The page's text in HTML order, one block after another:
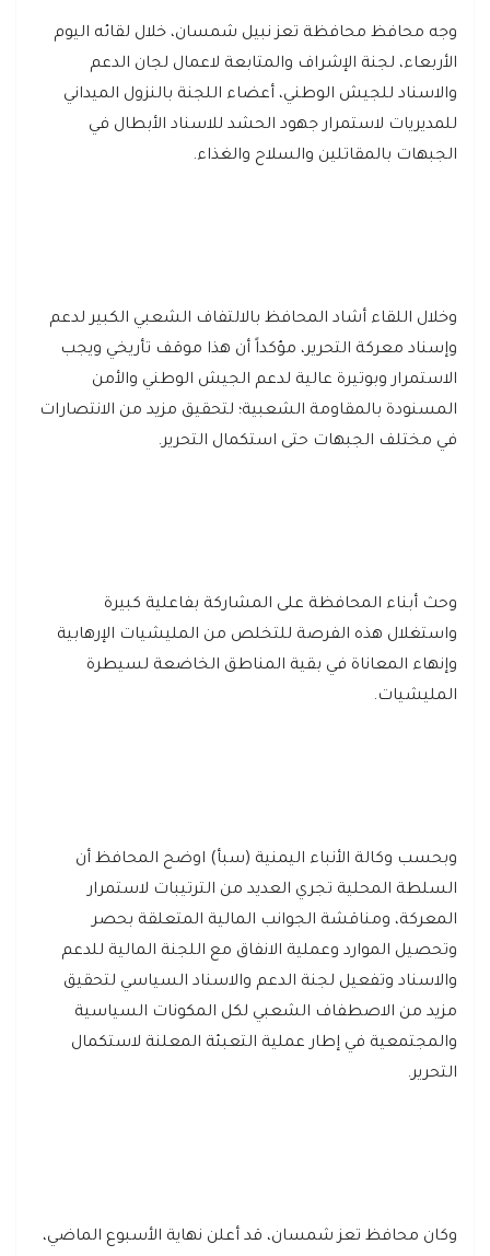
وجه محافظ محافظة تعز نبيل شمسان، خلال لقائه اليوم
الأربعاء، لجنة الإشراف والمتابعة لاعمال لجان الدعم
والاسناد للجيش الوطني، أعضاء اللجنة بالنزول الميداني
للمديريات لاستمرار جهود الحشد للاسناد الأبطال في
الجبهات بالمقاتلين والسلاح والغذاء.
وخلال اللقاء أشاد المحافظ بالالتفاف الشعبي الكبير لدعم
وإسناد معركة التحرير، مؤكداً أن هذا موقف تأريخي ويجب
الاستمرار وبوتيرة عالية لدعم الجيش الوطني والأمن
المسنودة بالمقاومة الشعبية؛ لتحقيق مزيد من الانتصارات
في مختلف الجبهات حتى استكمال التحرير.
وحث أبناء المحافظة على المشاركة بفاعلية كبيرة
واستغلال هذه الفرصة للتخلص من المليشيات الإرهابية
وإنهاء المعاناة في بقية المناطق الخاضعة لسيطرة
المليشيات.
وبحسب وكالة الأنباء اليمنية (سبأ) اوضح المحافظ أن
السلطة المحلية تجري العديد من الترتيبات لاستمرار
المعركة، ومناقشة الجوانب المالية المتعلقة بحصر
وتحصيل الموارد وعملية الانفاق مع اللجنة المالية للدعم
والاسناد وتفعيل لجنة الدعم والاسناد السياسي لتحقيق
مزيد من الاصطفاف الشعبي لكل المكونات السياسية
والمجتمعية في إطار عملية التعبئة المعلنة لاستكمال
التحرير.
وكان محافظ تعز شمسان، قد أعلن نهاية الأسبوع الماضي،